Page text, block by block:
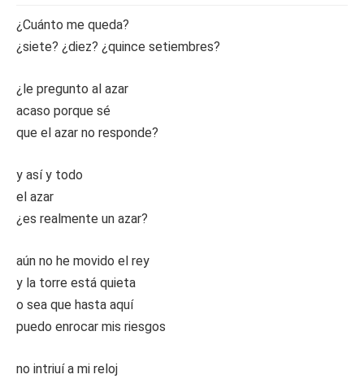
¿Cuánto me queda?
¿siete? ¿diez? ¿quince setiembres?
¿le pregunto al azar
acaso porque sé
que el azar no responde?
y así y todo
el azar
¿es realmente un azar?
aún no he movido el rey
y la torre está quieta
o sea que hasta aquí
puedo enrocar mis riesgos
no intriuí a mi reloj